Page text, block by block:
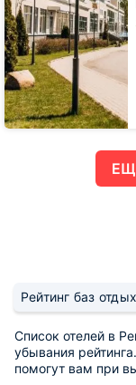
Рейтинг баз
Список отелей в
убывания
помогут вам при